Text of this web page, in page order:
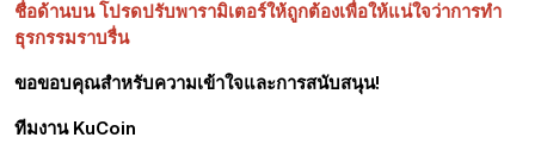
ชื่อด้านบน โปรดปรับพารามิเตอร์ให้ถูกต้องเพื่อให้แน่ใจว่าการทำ
ธุรกรรมราบรื่น
ขอขอบคุณสำหรับความเข้าใจและการสนับสนุน!
ทีมงาน KuCoin